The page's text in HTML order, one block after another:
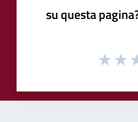
su questa